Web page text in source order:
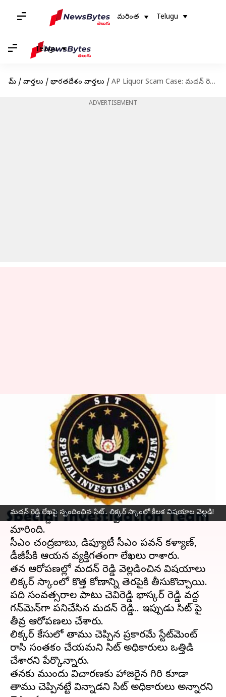
మరింత Telugu
Telugu
హోమ్ / వార్తలు / భారతదేశం వార్తలు / AP Liquor Scam Case: మదన్ రెడ్డి లేఖపై స్పందించిన సిట్‌.. లిక్కర్ స్కాంలో కీలక విషయాల వెల్లడి!
ADVERTISEMENT
మదన్ రెడ్డి లేఖపై స్పందించిన సిట్‌.. లిక్కర్ స్కాంలో కీలక విషయాల వెల్లడి!
AP Liquor Scam Case: మదన్ రెడ్డి
లేఖపై స్పందించిన సిట్‌.. లిక్కర్
స్కాంలో కీలక విషయాల వెల్లడి!
Jayachandra Akuri Jun 17, 2025 05:46 pm
ఈ వార్తాకథనం ఏంటి
ఆంధ్రప్రదేశ్ప్రభుత్వానికి ఏఆర్ హెడ్ కానిస్టేబుల్
మదన్ రెడ్డి రాసిన లేఖ ఇప్పుడు సంచలనంగా
మారింది.
సీఎం చంద్రబాబు, డిప్యూటీ సీఎం పవన్ కళ్యాణ్,
డీజీపీకి ఆయన వ్యక్తిగతంగా లేఖలు రాశారు.
తన ఆరోపణల్లో మదన్ రెడ్డి వెల్లడించిన విషయాలు
లిక్కర్ స్కాంలో కొత్త కోణాన్ని తెరపైకి తీసుకొచ్చాయి.
పది సంవత్సరాల పాటు చెవిరెడ్డి భాస్కర్ రెడ్డి వద్ద
గన్‌మెన్‌గా పనిచేసిన మదన్ రెడ్డి.. ఇప్పుడు సిట్‌ పై
తీవ్ర ఆరోపణలు చేశారు.
లిక్కర్ కేసులో తాము చెప్పిన ప్రకారమే స్టేట్‌మెంట్
రాసి సంతకం చేయమని సిట్ అధికారులు ఒత్తిడి
చేశారని పేర్కొన్నారు.
తనకు ముందు విచారణకు హాజరైన గిరి కూడా
తాము చెప్పినట్టే విన్నాడని సిట్ అధికారులు అన్నారని